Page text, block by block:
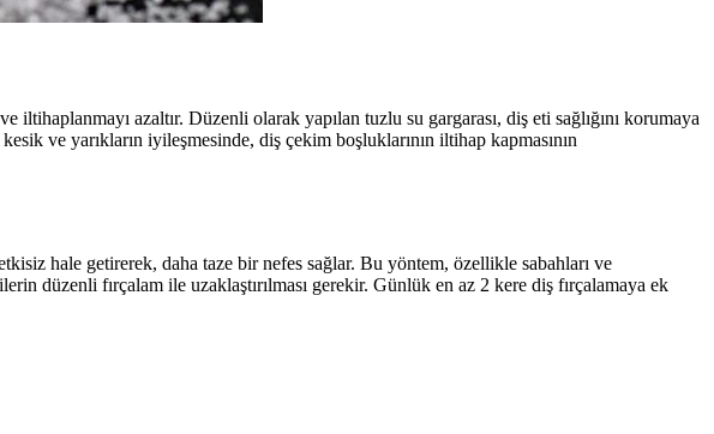
iltihaplanmayı azaltır. Düzenli olarak yapılan tuzlu su gargarası, diş eti sağlığını korumaya
ve yarıkların iyileşmesinde, diş çekim boşluklarının iltihap kapmasının
hale getirerek, daha taze bir nefes sağlar. Bu yöntem, özellikle sabahları ve
düzenli fırçalam ile uzaklaştırılması gerekir. Günlük en az 2 kere diş fırçalamaya ek